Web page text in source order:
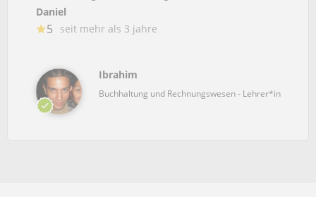
Daniel
5 seit mehr als 3 jahre
Ibrahim
Buchhaltung und Rechnungswesen - Lehrer*in